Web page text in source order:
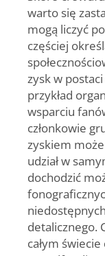
warto się
mogą liczyć
częściej
zysk w
przykład
wsparciu
członkowie
zyskiem
udział w
dochodzić
detalicznego.
całym